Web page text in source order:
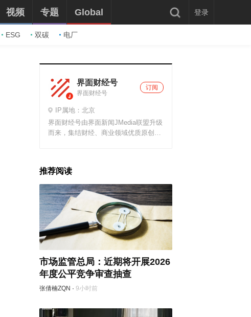
ESG 双碳 电厂
视频 专题 Global 登录
界面财经号
界面财经号
订阅
IP属地：北京
界面财经号由界面新闻JMedia联盟升级
而来，集结财经、商业领域优质原创微
推荐阅读
市场监管总局：近期将开展2026
年度公平竞争审查抽查
张倩楠ZQN · 9小时前